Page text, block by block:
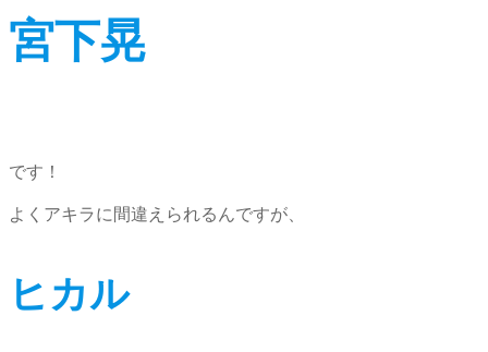
宮下晃
です！
よくアキラに間違えられるんですが、
ヒカル